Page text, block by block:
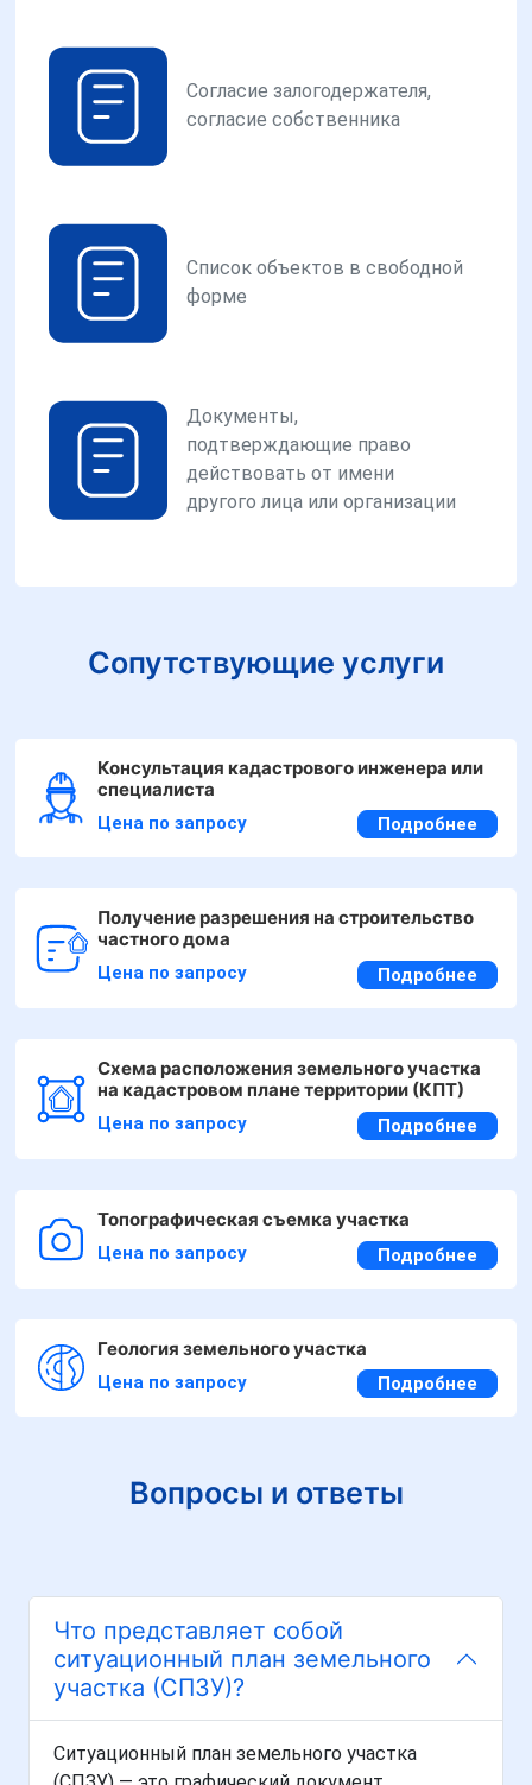
Согласие залогодержателя,
согласие собственника
Список объектов в свободной
форме
Документы,
подтверждающие право
действовать от имени
другого лица или организации
Сопутствующие услуги
Консультация кадастрового инженера или
специалиста
Цена по запросу Подробнее
Получение разрешения на строительство
частного дома
Цена по запросу Подробнее
Схема расположения земельного участка
на кадастровом плане территории (КПТ)
Цена по запросу Подробнее
Топографическая съемка участка
Цена по запросу Подробнее
Геология земельного участка
Цена по запросу Подробнее
Вопросы и ответы
Что представляет собой
ситуационный план земельного
участка (СПЗУ)?
Ситуационный план земельного участка